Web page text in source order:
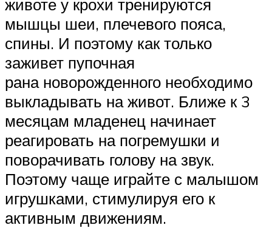
животе у крохи тренируются
мышцы шеи, плечевого пояса,
спины. И поэтому как только
заживет пупочная
рана новорожденного необходимо
выкладывать на живот. Ближе к 3
месяцам младенец начинает
реагировать на погремушки и
поворачивать голову на звук.
Поэтому чаще играйте с малышом
игрушками, стимулируя его к
активным движениям.